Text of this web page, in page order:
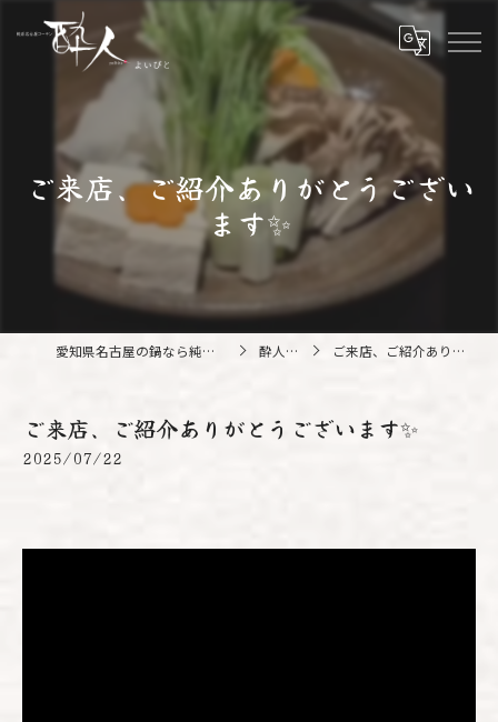
ご来店、ご紹介ありがとうござい
ます✨️
愛知県名古屋の鍋なら純系名古屋コーチン 酔人 酔人ブログ ご来店、ご紹介ありがとうございます✨️
ご来店、ご紹介ありがとうございます✨️
2025/07/22